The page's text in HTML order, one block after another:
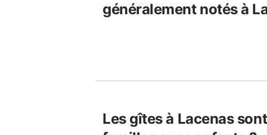
généralement notés à
Les gîtes à Lacenas